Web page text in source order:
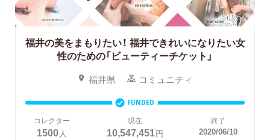
福井の美をまもりたい！ 福井できれいになりたい女
性のための「ビューティーチケット」
福井県 コミュニティ
FUNDED
コレクター
1500 人
現在
10,547,451円
終了
2020/06/10